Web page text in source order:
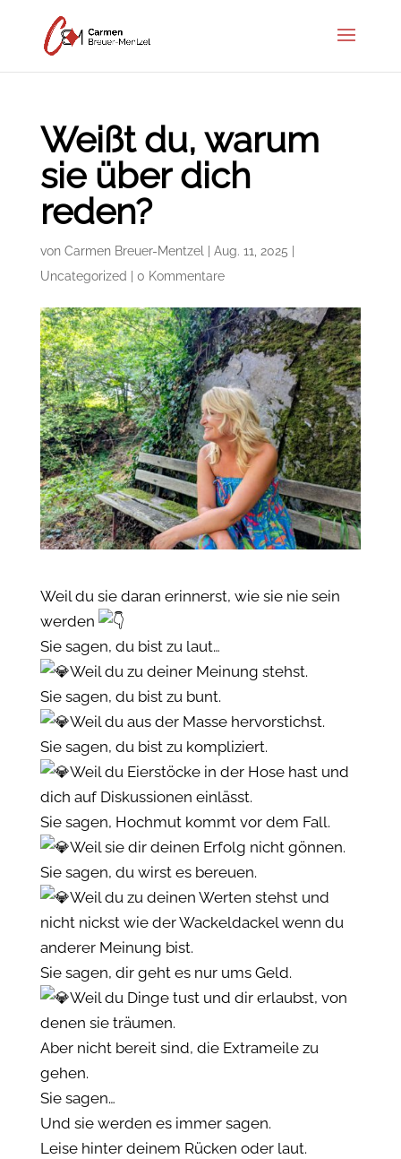
Weißt du, warum
sie über dich
reden?
von Carmen Breuer-Mentzel Aug. 11, 2025
Uncategorized
0 Kommentare
Weil du sie daran erinnerst, wie sie nie sein
werden
Sie sagen, du bist zu laut…
Weil du zu deiner Meinung stehst.
Sie sagen, du bist zu bunt.
Weil du aus der Masse hervorstichst.
Sie sagen, du bist zu kompliziert.
Weil du Eierstöcke in der Hose hast und
dich auf Diskussionen einlässt.
Sie sagen, Hochmut kommt vor dem Fall.
Weil sie dir deinen Erfolg nicht gönnen.
Sie sagen, du wirst es bereuen.
Weil du zu deinen Werten stehst und
nicht nickst wie der Wackeldackel wenn du
anderer Meinung bist.
Sie sagen, dir geht es nur ums Geld.
Weil du Dinge tust und dir erlaubst, von
denen sie träumen.
Aber nicht bereit sind, die Extrameile zu
gehen.
Sie sagen…
Und sie werden es immer sagen.
Leise hinter deinem Rücken oder laut.